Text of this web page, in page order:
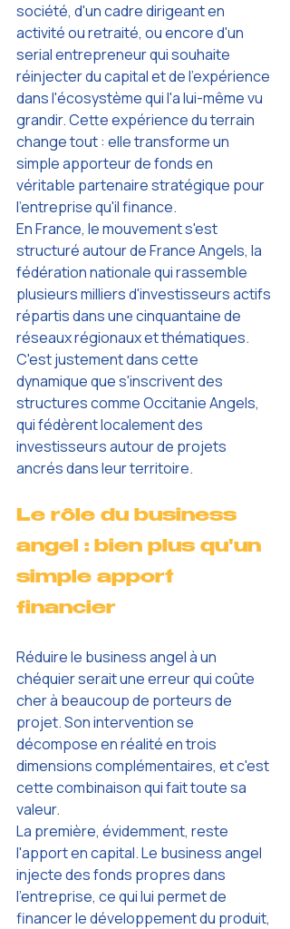
société, d'un cadre dirigeant en
activité ou retraité, ou encore d'un
serial entrepreneur qui souhaite
réinjecter du capital et de l'expérience
dans l'écosystème qui l'a lui-même vu
grandir. Cette expérience du terrain
change tout : elle transforme un
simple apporteur de fonds en
véritable partenaire stratégique pour
l'entreprise qu'il finance.
En France, le mouvement s'est
structuré autour de France Angels, la
fédération nationale qui rassemble
plusieurs milliers d'investisseurs actifs
répartis dans une cinquantaine de
réseaux régionaux et thématiques.
C'est justement dans cette
dynamique que s'inscrivent des
structures comme Occitanie Angels,
qui fédèrent localement des
investisseurs autour de projets
ancrés dans leur territoire.
Le rôle du business
angel : bien plus qu'un
simple apport
financier
Réduire le business angel à un
chéquier serait une erreur qui coûte
cher à beaucoup de porteurs de
projet. Son intervention se
décompose en réalité en trois
dimensions complémentaires, et c'est
cette combinaison qui fait toute sa
valeur.
La première, évidemment, reste
l'apport en capital. Le business angel
injecte des fonds propres dans
l'entreprise, ce qui lui permet de
financer le développement du produit,